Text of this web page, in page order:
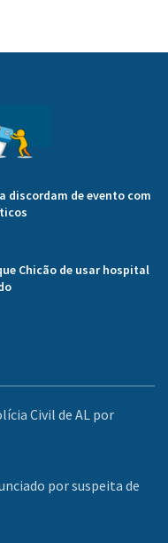
discordam de evento com
Chicão de usar hospital
Civil de AL por
por suspeita de